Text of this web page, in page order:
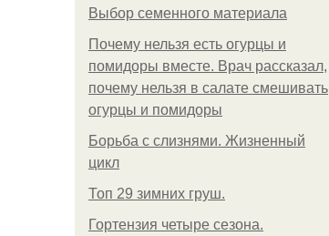
Выбор семенного материала
Почему нельзя есть огурцы и
помидоры вместе. Врач рассказал,
почему нельзя в салате смешивать
огурцы и помидоры
Борьба с слизнями. Жизненный
цикл
Топ 29 зимних груш.
Гортензия четыре сезона.